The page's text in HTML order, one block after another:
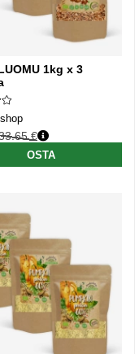
1kg x 3
hinta€
OSTA